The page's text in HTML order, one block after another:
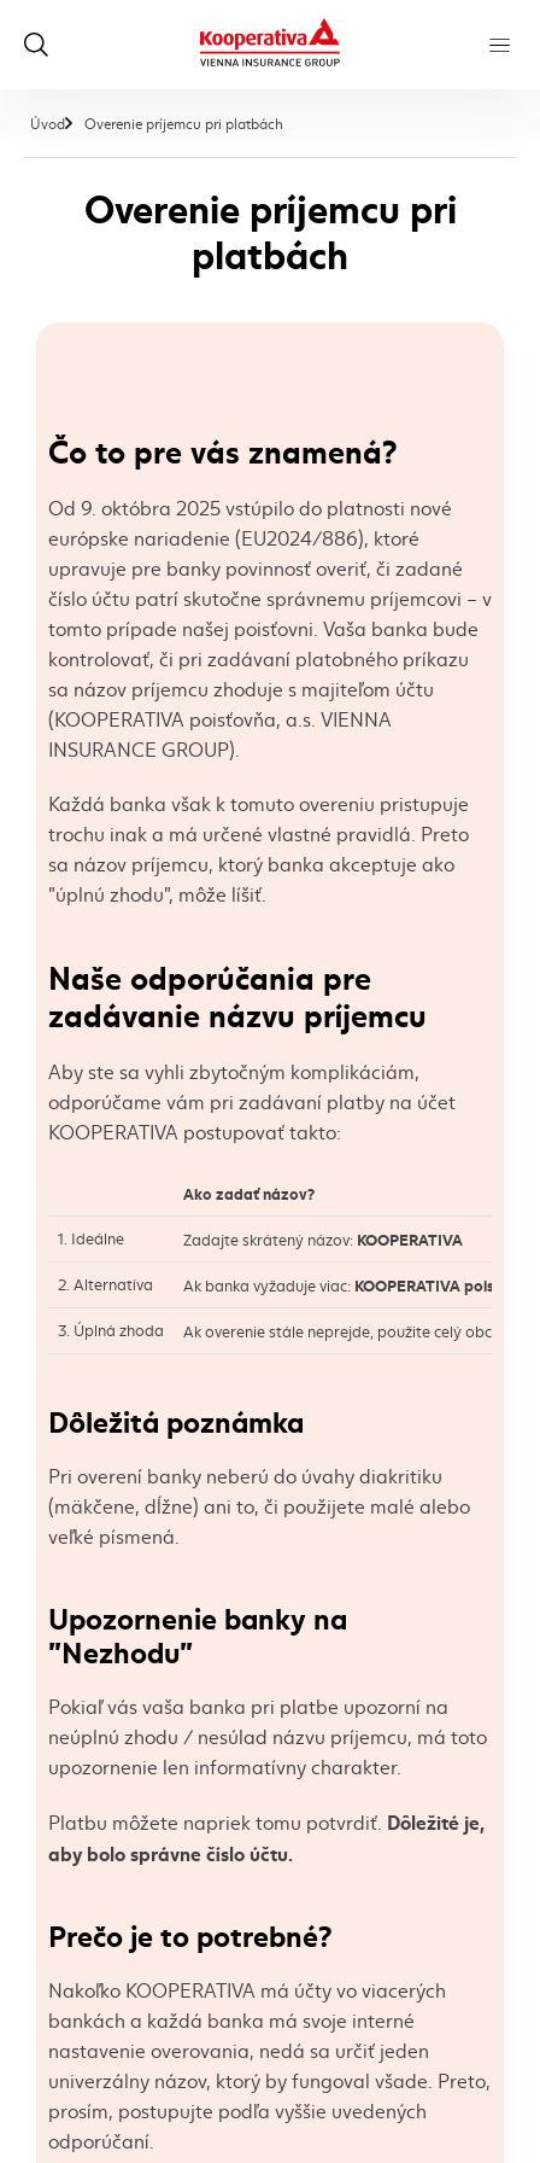
Úvod Overenie príjemcu pri platbách
Overenie príjemcu pri
platbách
Čo to pre vás znamená?
Od 9. októbra 2025 vstúpilo do platnosti nové
európske nariadenie (EU2024/886), ktoré
upravuje pre banky povinnosť overiť, či zadané
číslo účtu patrí skutočne správnemu príjemcovi – v
tomto prípade našej poisťovni. Vaša banka bude
kontrolovať, či pri zadávaní platobného príkazu
sa názov príjemcu zhoduje s majiteľom účtu
(KOOPERATIVA poisťovňa, a.s. VIENNA
INSURANCE GROUP).
Každá banka však k tomuto overeniu pristupuje
trochu inak a má určené vlastné pravidlá. Preto
sa názov príjemcu, ktorý banka akceptuje ako
"úplnú zhodu", môže líšiť.
Naše odporúčania pre
zadávanie názvu príjemcu
Aby ste sa vyhli zbytočným komplikáciám,
odporúčame vám pri zadávaní platby na účet
KOOPERATIVA postupovať takto:
Ako zadať názov?
1. Ideálne Zadajte skrátený názov: KOOPERATIVA
2. Alternatíva Ak banka vyžaduje viac: KOOPERATIVA poisťovňa
3. Úplná zhoda Ak overenie stále neprejde, použite celý
Dôležitá poznámka
Pri overení banky neberú do úvahy diakritiku
(mäkčene, dĺžne) ani to, či použijete malé alebo
veľké písmená.
Upozornenie banky na
"Nezhodu"
Pokiaľ vás vaša banka pri platbe upozorní na
neúplnú zhodu / nesúlad názvu príjemcu, má toto
upozornenie len informatívny charakter.
Platbu môžete napriek tomu potvrdiť. Dôležité je,
aby bolo správne číslo účtu.
Prečo je to potrebné?
Nakoľko KOOPERATIVA má účty vo viacerých
bankách a každá banka má svoje interné
nastavenie overovania, nedá sa určiť jeden
univerzálny názov, ktorý by fungoval všade. Preto,
prosím, postupujte podľa vyššie uvedených
odporúčaní.